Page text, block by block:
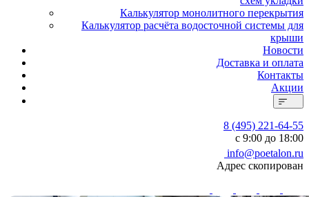
Калькулятор монолитного перекрытия
Калькулятор расчёта водосточной системы для
крыши
Новости
Доставка и оплата
Контакты
Акции
8 (495) 221-64-55
с 9:00 до 18:00
info@poetalon.ru
Адрес скопирован